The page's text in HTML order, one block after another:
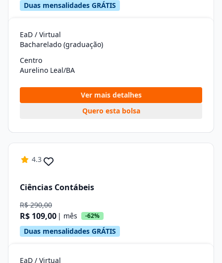
Duas mensalidades GRÁTIS
EaD / Virtual
Bacharelado (graduação)
Centro
Aurelino Leal/BA
Ver mais detalhes
Quero esta bolsa
4.3
Ciências Contábeis
R$ 290,00
R$ 109,00 | mês -62%
Duas mensalidades GRÁTIS
EaD / Virtual